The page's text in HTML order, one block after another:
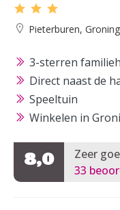
Pieterburen,
3-sterren
Direct naast de
Speeltuin
Winkelen in
8,0
Zeer
33